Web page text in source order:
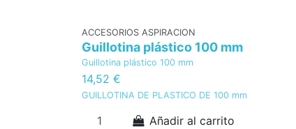
ACCESORIOS ASPIRACION
Guillotina plástico 100 mm
Guillotina plástico 100 mm
14,52 €
GUILLOTINA DE PLASTICO DE 100 mm
Añadir al carrito